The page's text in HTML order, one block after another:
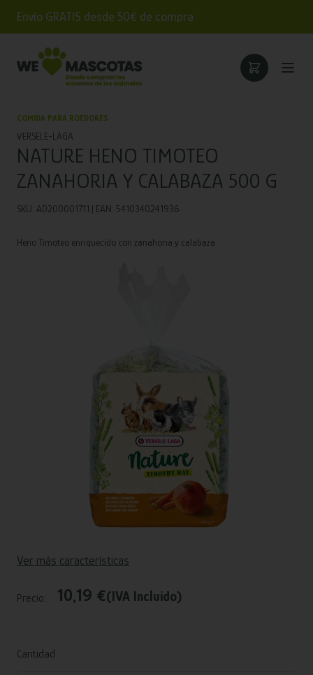
Envío GRATIS desde 50€ de compra
COMIDA PARA ROEDORES
VERSELE-LAGA
NATURE HENO TIMOTEO
ZANAHORIA Y CALABAZA 500 G
SKU: AD200001711 | EAN: 5410340241936
Heno Timoteo enriquecido con zanahoria y calabaza
Ver más características
Precio: 10,19 €(IVA Incluido)
Cantidad